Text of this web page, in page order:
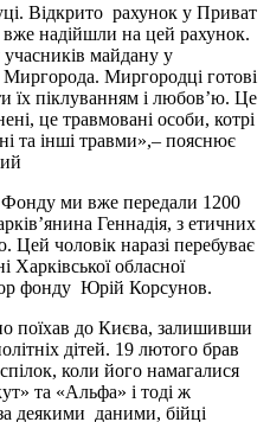
Відкрито рахунок у Приват
надійшли на цей рахунок.
майдану у
Миргородці готові
їх піклуванням і любов’ю. Це
це травмовані особи, котрі
та інші травми»,– пояснює
Фонду ми вже передали 1200
Геннадія, з етичних
Цей чоловік наразі перебуває
Харківської обласної
фонду Юрій Корсунов.
поїхав до Києва, залишивши
дітей. 19 лютого брав
коли його намагалися
та «Альфа» і тоді ж
деякими даними, бійці